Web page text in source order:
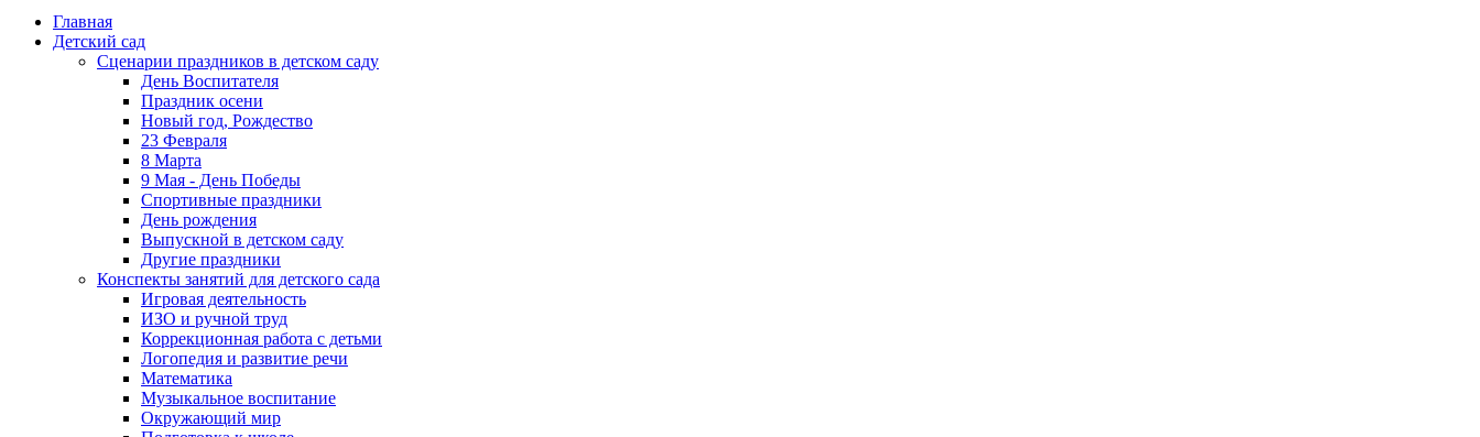
Главная
Детский сад
Сценарии праздников в детском саду
День Воспитателя
Праздник осени
Новый год, Рождество
23 Февраля
8 Марта
9 Мая - День Победы
Спортивные праздники
День рождения
Выпускной в детском саду
Другие праздники
Конспекты занятий для детского сада
Игровая деятельность
ИЗО и ручной труд
Коррекционная работа с детьми
Логопедия и развитие речи
Математика
Музыкальное воспитание
Окружающий мир